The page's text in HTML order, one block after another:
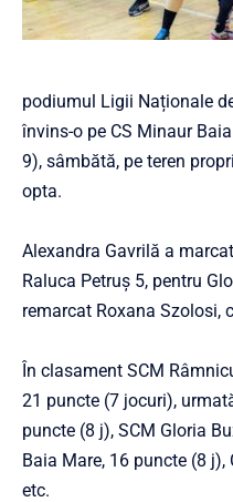
podiumul Ligii Naționale
învins-o pe CS Minaur
9), sâmbătă, pe teren
opta.
Alexandra Gavrilă a
Raluca Petruş 5, pentru
remarcat Roxana Szolosi,
În clasament SCM
21 puncte (7 jocuri),
puncte (8 j), SCM Gloria
Baia Mare, 16 puncte (8
etc.